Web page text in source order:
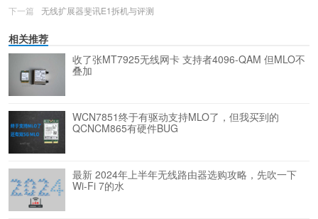
下一篇
无线扩展器斐讯E1拆机与评测
相关推荐
收了张MT7925无线网卡 支持者4096-QAM 但MLO不
叠加
WCN7851终于有驱动支持MLO了，但我买到的
QCNCM865有硬件BUG
最新 2024年上半年无线路由器选购攻略，先吹一下
Wi-Fi 7的水